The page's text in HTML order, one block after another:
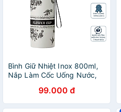
Bình Giữ Nhiệt Inox 800ml,
Nắp Làm Cốc Uống Nước,
HÀNG CHÍNH HÃNG MINIIN
99.000 đ